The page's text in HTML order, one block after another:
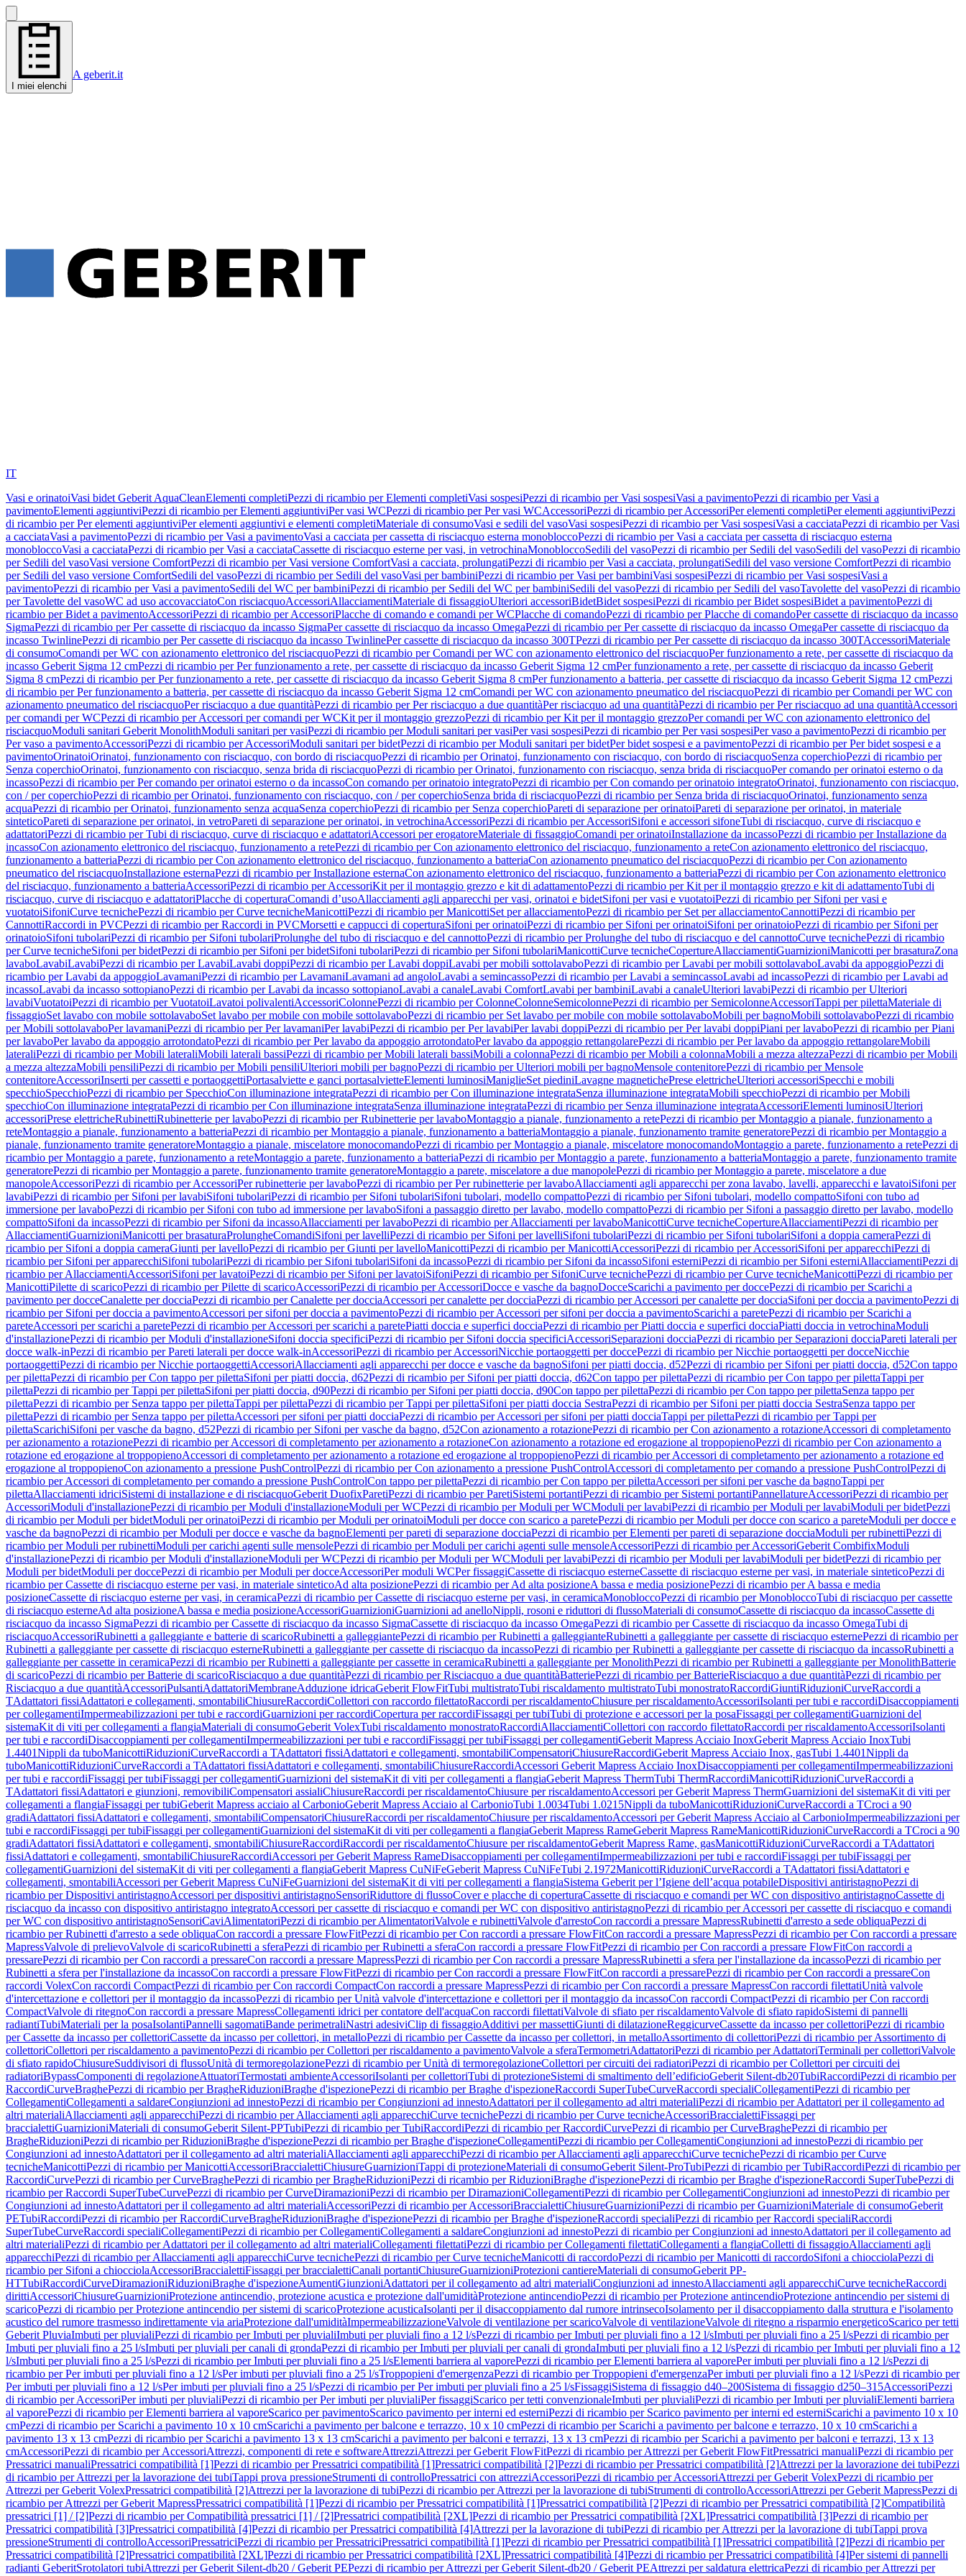
I miei elenchi
A geberit.it
IT
Vasi e orinatoiVasi bidet Geberit AquaCleanElementi completiPezzi di ricambio per Elementi completiVasi sospesiPezzi di ricambio per Vasi sospesiVasi a pavimentoPezzi di ricambio per Vasi a
pavimentoElementi aggiuntiviPezzi di ricambio per Elementi aggiuntiviPer vasi WCPezzi di ricambio per Per vasi WCAccessoriPezzi di ricambio per AccessoriPer elementi completiPer elementi aggiuntiviPezzi
di ricambio per Per elementi aggiuntiviPer elementi aggiuntivi e elementi completiMateriale di consumoVasi e sedili del vasoVasi sospesiPezzi di ricambio per Vasi sospesiVasi a cacciataPezzi di ricambio per Vasi
a cacciataVasi a pavimentoPezzi di ricambio per Vasi a pavimentoVasi a cacciata per cassetta di risciacquo esterna monobloccoPezzi di ricambio per Vasi a cacciata per cassetta di risciacquo esterna
monobloccoVasi a cacciataPezzi di ricambio per Vasi a cacciataCassette di risciacquo esterne per vasi, in vetrochinaMonobloccoSedili del vasoPezzi di ricambio per Sedili del vasoSedili del vasoPezzi di ricambio
per Sedili del vasoVasi versione ComfortPezzi di ricambio per Vasi versione ComfortVasi a cacciata, prolungatiPezzi di ricambio per Vasi a cacciata, prolungatiSedili del vaso versione ComfortPezzi di ricambio
per Sedili del vaso versione ComfortSedili del vasoPezzi di ricambio per Sedili del vasoVasi per bambiniPezzi di ricambio per Vasi per bambiniVasi sospesiPezzi di ricambio per Vasi sospesiVasi a
pavimentoPezzi di ricambio per Vasi a pavimentoSedili del WC per bambiniPezzi di ricambio per Sedili del WC per bambiniSedili del vasoPezzi di ricambio per Sedili del vasoTavolette del vasoPezzi di ricambio
per Tavolette del vasoWC ad uso accovacciatoCon risciacquoAccessoriAllacciamentiMateriale di fissaggioUlteriori accessoriBidetBidet sospesiPezzi di ricambio per Bidet sospesiBidet a pavimentoPezzi di
ricambio per Bidet a pavimentoAccessoriPezzi di ricambio per AccessoriPlacche di comando e comandi per WCPlacche di comandoPezzi di ricambio per Placche di comandoPer cassette di risciacquo da incasso
SigmaPezzi di ricambio per Per cassette di risciacquo da incasso SigmaPer cassette di risciacquo da incasso OmegaPezzi di ricambio per Per cassette di risciacquo da incasso OmegaPer cassette di risciacquo da
incasso TwinlinePezzi di ricambio per Per cassette di risciacquo da incasso TwinlinePer cassette di risciacquo da incasso 300TPezzi di ricambio per Per cassette di risciacquo da incasso 300TAccessoriMateriale
di consumoComandi per WC con azionamento elettronico del risciacquoPezzi di ricambio per Comandi per WC con azionamento elettronico del risciacquoPer funzionamento a rete, per cassette di risciacquo da
incasso Geberit Sigma 12 cmPezzi di ricambio per Per funzionamento a rete, per cassette di risciacquo da incasso Geberit Sigma 12 cmPer funzionamento a rete, per cassette di risciacquo da incasso Geberit
Sigma 8 cmPezzi di ricambio per Per funzionamento a rete, per cassette di risciacquo da incasso Geberit Sigma 8 cmPer funzionamento a batteria, per cassette di risciacquo da incasso Geberit Sigma 12 cmPezzi
di ricambio per Per funzionamento a batteria, per cassette di risciacquo da incasso Geberit Sigma 12 cmComandi per WC con azionamento pneumatico del risciacquoPezzi di ricambio per Comandi per WC con
azionamento pneumatico del risciacquoPer risciacquo a due quantitàPezzi di ricambio per Per risciacquo a due quantitàPer risciacquo ad una quantitàPezzi di ricambio per Per risciacquo ad una quantitàAccessori
per comandi per WCPezzi di ricambio per Accessori per comandi per WCKit per il montaggio grezzoPezzi di ricambio per Kit per il montaggio grezzoPer comandi per WC con azionamento elettronico del
risciacquoModuli sanitari Geberit MonolithModuli sanitari per vasiPezzi di ricambio per Moduli sanitari per vasiPer vasi sospesiPezzi di ricambio per Per vasi sospesiPer vaso a pavimentoPezzi di ricambio per
Per vaso a pavimentoAccessoriPezzi di ricambio per AccessoriModuli sanitari per bidetPezzi di ricambio per Moduli sanitari per bidetPer bidet sospesi e a pavimentoPezzi di ricambio per Per bidet sospesi e a
pavimentoOrinatoiOrinatoi, funzionamento con risciacquo, con bordo di risciacquoPezzi di ricambio per Orinatoi, funzionamento con risciacquo, con bordo di risciacquoSenza coperchioPezzi di ricambio per
Senza coperchioOrinatoi, funzionamento con risciacquo, senza brida di risciacquoPezzi di ricambio per Orinatoi, funzionamento con risciacquo, senza brida di risciacquoPer comando per orinatoi esterno o da
incassoPezzi di ricambio per Per comando per orinatoi esterno o da incassoCon comando per orinatoio integratoPezzi di ricambio per Con comando per orinatoio integratoOrinatoi, funzionamento con risciacquo,
con / per coperchioPezzi di ricambio per Orinatoi, funzionamento con risciacquo, con / per coperchioSenza brida di risciacquoPezzi di ricambio per Senza brida di risciacquoOrinatoi, funzionamento senza
acquaPezzi di ricambio per Orinatoi, funzionamento senza acquaSenza coperchioPezzi di ricambio per Senza coperchioPareti di separazione per orinatoiPareti di separazione per orinatoi, in materiale
sinteticoPareti di separazione per orinatoi, in vetroPareti di separazione per orinatoi, in vetrochinaAccessoriPezzi di ricambio per AccessoriSifoni e accessori sifoneTubi di risciacquo, curve di risciacquo e
adattatoriPezzi di ricambio per Tubi di risciacquo, curve di risciacquo e adattatoriAccessori per erogatoreMateriale di fissaggioComandi per orinatoiInstallazione da incassoPezzi di ricambio per Installazione da
incassoCon azionamento elettronico del risciacquo, funzionamento a retePezzi di ricambio per Con azionamento elettronico del risciacquo, funzionamento a reteCon azionamento elettronico del risciacquo,
funzionamento a batteriaPezzi di ricambio per Con azionamento elettronico del risciacquo, funzionamento a batteriaCon azionamento pneumatico del risciacquoPezzi di ricambio per Con azionamento
pneumatico del risciacquoInstallazione esternaPezzi di ricambio per Installazione esternaCon azionamento elettronico del risciacquo, funzionamento a batteriaPezzi di ricambio per Con azionamento elettronico
del risciacquo, funzionamento a batteriaAccessoriPezzi di ricambio per AccessoriKit per il montaggio grezzo e kit di adattamentoPezzi di ricambio per Kit per il montaggio grezzo e kit di adattamentoTubi di
risciacquo, curve di risciacquo e adattatoriPlacche di coperturaComandi d’usoAllacciamenti agli apparecchi per vasi, orinatoi e bidetSifoni per vasi e vuotatoiPezzi di ricambio per Sifoni per vasi e
vuotatoiSifoniCurve tecnichePezzi di ricambio per Curve tecnicheManicottiPezzi di ricambio per ManicottiSet per allacciamentoPezzi di ricambio per Set per allacciamentoCannottiPezzi di ricambio per
CannottiRaccordi in PVCPezzi di ricambio per Raccordi in PVCMorsetti e cappucci di coperturaSifoni per orinatoiPezzi di ricambio per Sifoni per orinatoiSifoni per orinatoioPezzi di ricambio per Sifoni per
orinatoioSifoni tubolariPezzi di ricambio per Sifoni tubolariProlunghe del tubo di risciacquo e del cannottoPezzi di ricambio per Prolunghe del tubo di risciacquo e del cannottoCurve tecnichePezzi di ricambio
per Curve tecnicheSifoni per bidetPezzi di ricambio per Sifoni per bidetSifoni tubolariPezzi di ricambio per Sifoni tubolariManicottiCurve tecnicheCopertureAllacciamentiGuarnizioniManicotti per brasaturaZona
lavaboLavabiLavabiPezzi di ricambio per LavabiLavabi doppiPezzi di ricambio per Lavabi doppiLavabi per mobili sottolavaboPezzi di ricambio per Lavabi per mobili sottolavaboLavabi da appoggioPezzi di
ricambio per Lavabi da appoggioLavamaniPezzi di ricambio per LavamaniLavamani ad angoloLavabi a semincassoPezzi di ricambio per Lavabi a semincassoLavabi ad incassoPezzi di ricambio per Lavabi ad
incassoLavabi da incasso sottopianoPezzi di ricambio per Lavabi da incasso sottopianoLavabi a canaleLavabi ComfortLavabi per bambiniLavabi a canaleUlteriori lavabiPezzi di ricambio per Ulteriori
lavabiVuotatoiPezzi di ricambio per VuotatoiLavatoi polivalentiAccessoriColonnePezzi di ricambio per ColonneColonneSemicolonnePezzi di ricambio per SemicolonneAccessoriTappi per pilettaMateriale di
fissaggioSet lavabo con mobile sottolavaboSet lavabo per mobile con mobile sottolavaboPezzi di ricambio per Set lavabo per mobile con mobile sottolavaboMobili per bagnoMobili sottolavaboPezzi di ricambio
per Mobili sottolavaboPer lavamaniPezzi di ricambio per Per lavamaniPer lavabiPezzi di ricambio per Per lavabiPer lavabi doppiPezzi di ricambio per Per lavabi doppiPiani per lavaboPezzi di ricambio per Piani
per lavaboPer lavabo da appoggio arrotondatoPezzi di ricambio per Per lavabo da appoggio arrotondatoPer lavabo da appoggio rettangolarePezzi di ricambio per Per lavabo da appoggio rettangolareMobili
lateraliPezzi di ricambio per Mobili lateraliMobili laterali bassiPezzi di ricambio per Mobili laterali bassiMobili a colonnaPezzi di ricambio per Mobili a colonnaMobili a mezza altezzaPezzi di ricambio per Mobili
a mezza altezzaMobili pensiliPezzi di ricambio per Mobili pensiliUlteriori mobili per bagnoPezzi di ricambio per Ulteriori mobili per bagnoMensole contenitorePezzi di ricambio per Mensole
contenitoreAccessoriInserti per cassetti e portaoggettiPortasalviette e ganci portasalvietteElementi luminosiManiglieSet piediniLavagne magnetichePrese elettricheUlteriori accessoriSpecchi e mobili
specchioSpecchioPezzi di ricambio per SpecchioCon illuminazione integrataPezzi di ricambio per Con illuminazione integrataSenza illuminazione integrataMobili specchioPezzi di ricambio per Mobili
specchioCon illuminazione integrataPezzi di ricambio per Con illuminazione integrataSenza illuminazione integrataPezzi di ricambio per Senza illuminazione integrataAccessoriElementi luminosiUlteriori
accessoriPrese elettricheRubinettiRubinetterie per lavaboPezzi di ricambio per Rubinetterie per lavaboMontaggio a pianale, funzionamento a retePezzi di ricambio per Montaggio a pianale, funzionamento a
reteMontaggio a pianale, funzionamento a batteriaPezzi di ricambio per Montaggio a pianale, funzionamento a batteriaMontaggio a pianale, funzionamento tramite generatorePezzi di ricambio per Montaggio a
pianale, funzionamento tramite generatoreMontaggio a pianale, miscelatore monocomandoPezzi di ricambio per Montaggio a pianale, miscelatore monocomandoMontaggio a parete, funzionamento a retePezzi di
ricambio per Montaggio a parete, funzionamento a reteMontaggio a parete, funzionamento a batteriaPezzi di ricambio per Montaggio a parete, funzionamento a batteriaMontaggio a parete, funzionamento tramite
generatorePezzi di ricambio per Montaggio a parete, funzionamento tramite generatoreMontaggio a parete, miscelatore a due manopolePezzi di ricambio per Montaggio a parete, miscelatore a due
manopoleAccessoriPezzi di ricambio per AccessoriPer rubinetterie per lavaboPezzi di ricambio per Per rubinetterie per lavaboAllacciamenti agli apparecchi per zona lavabo, lavelli, apparecchi e lavatoiSifoni per
lavabiPezzi di ricambio per Sifoni per lavabiSifoni tubolariPezzi di ricambio per Sifoni tubolariSifoni tubolari, modello compattoPezzi di ricambio per Sifoni tubolari, modello compattoSifoni con tubo ad
immersione per lavaboPezzi di ricambio per Sifoni con tubo ad immersione per lavaboSifoni a passaggio diretto per lavabo, modello compattoPezzi di ricambio per Sifoni a passaggio diretto per lavabo, modello
compattoSifoni da incassoPezzi di ricambio per Sifoni da incassoAllacciamenti per lavaboPezzi di ricambio per Allacciamenti per lavaboManicottiCurve tecnicheCopertureAllacciamentiPezzi di ricambio per
AllacciamentiGuarnizioniManicotti per brasaturaProlungheComandiSifoni per lavelliPezzi di ricambio per Sifoni per lavelliSifoni tubolariPezzi di ricambio per Sifoni tubolariSifoni a doppia cameraPezzi di
ricambio per Sifoni a doppia cameraGiunti per lavelloPezzi di ricambio per Giunti per lavelloManicottiPezzi di ricambio per ManicottiAccessoriPezzi di ricambio per AccessoriSifoni per apparecchiPezzi di
ricambio per Sifoni per apparecchiSifoni tubolariPezzi di ricambio per Sifoni tubolariSifoni da incassoPezzi di ricambio per Sifoni da incassoSifoni esterniPezzi di ricambio per Sifoni esterniAllacciamentiPezzi di
ricambio per AllacciamentiAccessoriSifoni per lavatoiPezzi di ricambio per Sifoni per lavatoiSifoniPezzi di ricambio per SifoniCurve tecnichePezzi di ricambio per Curve tecnicheManicottiPezzi di ricambio per
ManicottiPilette di scaricoPezzi di ricambio per Pilette di scaricoAccessoriPezzi di ricambio per AccessoriDocce e vasche da bagnoDocceScarichi a pavimento per doccePezzi di ricambio per Scarichi a
pavimento per docceCanalette per docciaPezzi di ricambio per Canalette per docciaAccessori per canalette per docciaPezzi di ricambio per Accessori per canalette per docciaSifoni per doccia a pavimentoPezzi di
ricambio per Sifoni per doccia a pavimentoAccessori per sifoni per doccia a pavimentoPezzi di ricambio per Accessori per sifoni per doccia a pavimentoScarichi a paretePezzi di ricambio per Scarichi a
pareteAccessori per scarichi a paretePezzi di ricambio per Accessori per scarichi a paretePiatti doccia e superfici docciaPezzi di ricambio per Piatti doccia e superfici docciaPiatti doccia in vetrochinaModuli
d'installazionePezzi di ricambio per Moduli d'installazioneSifoni doccia specificiPezzi di ricambio per Sifoni doccia specificiAccessoriSeparazioni docciaPezzi di ricambio per Separazioni docciaPareti laterali per
docce walk-inPezzi di ricambio per Pareti laterali per docce walk-inAccessoriPezzi di ricambio per AccessoriNicchie portaoggetti per doccePezzi di ricambio per Nicchie portaoggetti per docceNicchie
portaoggettiPezzi di ricambio per Nicchie portaoggettiAccessoriAllacciamenti agli apparecchi per docce e vasche da bagnoSifoni per piatti doccia, d52Pezzi di ricambio per Sifoni per piatti doccia, d52Con tappo
per pilettaPezzi di ricambio per Con tappo per pilettaSifoni per piatti doccia, d62Pezzi di ricambio per Sifoni per piatti doccia, d62Con tappo per pilettaPezzi di ricambio per Con tappo per pilettaTappi per
pilettaPezzi di ricambio per Tappi per pilettaSifoni per piatti doccia, d90Pezzi di ricambio per Sifoni per piatti doccia, d90Con tappo per pilettaPezzi di ricambio per Con tappo per pilettaSenza tappo per
pilettaPezzi di ricambio per Senza tappo per pilettaTappi per pilettaPezzi di ricambio per Tappi per pilettaSifoni per piatti doccia SestraPezzi di ricambio per Sifoni per piatti doccia SestraSenza tappo per
pilettaPezzi di ricambio per Senza tappo per pilettaAccessori per sifoni per piatti docciaPezzi di ricambio per Accessori per sifoni per piatti docciaTappi per pilettaPezzi di ricambio per Tappi per
pilettaScarichiSifoni per vasche da bagno, d52Pezzi di ricambio per Sifoni per vasche da bagno, d52Con azionamento a rotazionePezzi di ricambio per Con azionamento a rotazioneAccessori di completamento
per azionamento a rotazionePezzi di ricambio per Accessori di completamento per azionamento a rotazioneCon azionamento a rotazione ed erogazione al troppopienoPezzi di ricambio per Con azionamento a
rotazione ed erogazione al troppopienoAccessori di completamento per azionamento a rotazione ed erogazione al troppopienoPezzi di ricambio per Accessori di completamento per azionamento a rotazione ed
erogazione al troppopienoCon azionamento a pressione PushControlPezzi di ricambio per Con azionamento a pressione PushControlAccessori di completamento per comando a pressione PushControlPezzi di
ricambio per Accessori di completamento per comando a pressione PushControlCon tappo per pilettaPezzi di ricambio per Con tappo per pilettaAccessori per sifoni per vasche da bagnoTappi per
pilettaAllacciamenti idriciSistemi di installazione e di risciacquoGeberit DuofixParetiPezzi di ricambio per ParetiSistemi portantiPezzi di ricambio per Sistemi portantiPannellatureAccessoriPezzi di ricambio per
AccessoriModuli d'installazionePezzi di ricambio per Moduli d'installazioneModuli per WCPezzi di ricambio per Moduli per WCModuli per lavabiPezzi di ricambio per Moduli per lavabiModuli per bidetPezzi
di ricambio per Moduli per bidetModuli per orinatoiPezzi di ricambio per Moduli per orinatoiModuli per docce con scarico a paretePezzi di ricambio per Moduli per docce con scarico a pareteModuli per docce e
vasche da bagnoPezzi di ricambio per Moduli per docce e vasche da bagnoElementi per pareti di separazione docciaPezzi di ricambio per Elementi per pareti di separazione docciaModuli per rubinettiPezzi di
ricambio per Moduli per rubinettiModuli per carichi agenti sulle mensolePezzi di ricambio per Moduli per carichi agenti sulle mensoleAccessoriPezzi di ricambio per AccessoriGeberit CombifixModuli
d'installazionePezzi di ricambio per Moduli d'installazioneModuli per WCPezzi di ricambio per Moduli per WCModuli per lavabiPezzi di ricambio per Moduli per lavabiModuli per bidetPezzi di ricambio per
Moduli per bidetModuli per doccePezzi di ricambio per Moduli per docceAccessoriPer moduli WCPer fissaggiCassette di risciacquo esterneCassette di risciacquo esterne per vasi, in materiale sinteticoPezzi di
ricambio per Cassette di risciacquo esterne per vasi, in materiale sinteticoAd alta posizionePezzi di ricambio per Ad alta posizioneA bassa e media posizionePezzi di ricambio per A bassa e media
posizioneCassette di risciacquo esterne per vasi, in ceramicaPezzi di ricambio per Cassette di risciacquo esterne per vasi, in ceramicaMonobloccoPezzi di ricambio per MonobloccoTubi di risciacquo per cassette
di risciacquo esterneAd alta posizioneA bassa e media posizioneAccessoriGuarnizioniGuarnizioni ad anelloNippli, rosoni e riduttori di flussoMateriali di consumoCassette di risciacquo da incassoCassette di
risciacquo da incasso SigmaPezzi di ricambio per Cassette di risciacquo da incasso SigmaCassette di risciacquo da incasso OmegaPezzi di ricambio per Cassette di risciacquo da incasso OmegaTubi di
risciacquoAccessoriRubinetti a galleggiante e batterie di scaricoRubinetti a galleggiantePezzi di ricambio per Rubinetti a galleggianteRubinetti a galleggiante per cassette di risciacquo esternePezzi di ricambio per
Rubinetti a galleggiante per cassette di risciacquo esterneRubinetti a galleggiante per cassette di risciacquo da incassoPezzi di ricambio per Rubinetti a galleggiante per cassette di risciacquo da incassoRubinetti a
galleggiante per cassette in ceramicaPezzi di ricambio per Rubinetti a galleggiante per cassette in ceramicaRubinetti a galleggiante per MonolithPezzi di ricambio per Rubinetti a galleggiante per MonolithBatterie
di scaricoPezzi di ricambio per Batterie di scaricoRisciacquo a due quantitàPezzi di ricambio per Risciacquo a due quantitàBatteriePezzi di ricambio per BatterieRisciacquo a due quantitàPezzi di ricambio per
Risciacquo a due quantitàAccessoriPulsantiAdattatoriMembraneAdduzione idricaGeberit FlowFitTubi multistratoTubi riscaldamento multistratoTubi monostratoRaccordiGiuntiRiduzioniCurveRaccordi a
TAdattatori fissiAdattatori e collegamenti, smontabiliChiusureRaccordiCollettori con raccordo filettatoRaccordi per riscaldamentoChiusure per riscaldamentoAccessoriIsolanti per tubi e raccordiDisaccoppiamenti
per collegamentiImpermeabilizzazioni per tubi e raccordiGuarnizioni per raccordiCopertura per raccordiFissaggi per tubiTubi di protezione e accessori per la posaFissaggi per collegamentiGuarnizioni del
sistemaKit di viti per collegamenti a flangiaMateriali di consumoGeberit VolexTubi riscaldamento monostratoRaccordiAllacciamentiCollettori con raccordo filettatoRaccordi per riscaldamentoAccessoriIsolanti
per tubi e raccordiDisaccoppiamenti per collegamentiImpermeabilizzazioni per tubi e raccordiFissaggi per tubiFissaggi per collegamentiGeberit Mapress Acciaio InoxGeberit Mapress Acciaio InoxTubi
1.4401Nippli da tuboManicottiRiduzioniCurveRaccordi a TAdattatori fissiAdattatori e collegamenti, smontabiliCompensatoriChiusureRaccordiGeberit Mapress Acciaio Inox, gasTubi 1.4401Nippli da
tuboManicottiRiduzioniCurveRaccordi a TAdattatori fissiAdattatori e collegamenti, smontabiliChiusureRaccordiAccessori Geberit Mapress Acciaio InoxDisaccoppiamenti per collegamentiImpermeabilizzazioni
per tubi e raccordiFissaggi per tubiFissaggi per collegamentiGuarnizioni del sistemaKit di viti per collegamenti a flangiaGeberit Mapress ThermTubi ThermRaccordiManicottiRiduzioniCurveRaccordi a
TAdattatori fissiAdattatori e giunzioni, removibiliCompensatori assialiChiusureRaccordi per riscaldamentoChiusure per riscaldamentoAccessori per Geberit Mapress ThermGuarnizioni del sistemaKit di viti per
collegamenti a flangiaFissaggi per tubiGeberit Mapress acciaio al CarbonioGeberit Mapress Acciaio al CarbonioTubi 1.0034Tubi 1.0215Nippli da tuboManicottiRiduzioniCurveRaccordi a TCroci a 90
gradiAdattatori fissiAdattatori e collegamenti, smontabiliCompensatoriChiusureRaccordi per riscaldamentoChiusure per riscaldamentoAccessori per Geberit Mapress Acciaio al CarbonioImpermeabilizzazioni per
tubi e raccordiFissaggi per tubiFissaggi per collegamentiGuarnizioni del sistemaKit di viti per collegamenti a flangiaGeberit Mapress RameGeberit Mapress RameManicottiRiduzioniCurveRaccordi a TCroci a 90
gradiAdattatori fissiAdattatori e collegamenti, smontabiliChiusureRaccordiRaccordi per riscaldamentoChiusure per riscaldamentoGeberit Mapress Rame, gasManicottiRiduzioniCurveRaccordi a TAdattatori
fissiAdattatori e collegamenti, smontabiliChiusureRaccordiAccessori per Geberit Mapress RameDisaccoppiamenti per collegamentiImpermeabilizzazioni per tubi e raccordiFissaggi per tubiFissaggi per
collegamentiGuarnizioni del sistemaKit di viti per collegamenti a flangiaGeberit Mapress CuNiFeGeberit Mapress CuNiFeTubi 2.1972ManicottiRiduzioniCurveRaccordi a TAdattatori fissiAdattatori e
collegamenti, smontabiliAccessori per Geberit Mapress CuNiFeGuarnizioni del sistemaKit di viti per collegamenti a flangiaSistema Geberit per l’Igiene dell’acqua potabileDispositivi antiristagnoPezzi di
ricambio per Dispositivi antiristagnoAccessori per dispositivi antiristagnoSensoriRiduttore di flussoCover e placche di coperturaCassette di risciacquo e comandi per WC con dispositivo antiristagnoCassette di
risciacquo da incasso con dispositivo antiristagno integratoAccessori per cassette di risciacquo e comandi per WC con dispositivo antiristagnoPezzi di ricambio per Accessori per cassette di risciacquo e comandi
per WC con dispositivo antiristagnoSensoriCaviAlimentatoriPezzi di ricambio per AlimentatoriValvole e rubinettiValvole d'arrestoCon raccordi a pressare MapressRubinetti d'arresto a sede obliquaPezzi di
ricambio per Rubinetti d'arresto a sede obliquaCon raccordi a pressare FlowFitPezzi di ricambio per Con raccordi a pressare FlowFitCon raccordi a pressare MapressPezzi di ricambio per Con raccordi a pressare
MapressValvole di prelievoValvole di scaricoRubinetti a sferaPezzi di ricambio per Rubinetti a sferaCon raccordi a pressare FlowFitPezzi di ricambio per Con raccordi a pressare FlowFitCon raccordi a
pressarePezzi di ricambio per Con raccordi a pressareCon raccordi a pressare MapressPezzi di ricambio per Con raccordi a pressare MapressRubinetti a sfera per l'installazione da incassoPezzi di ricambio per
Rubinetti a sfera per l'installazione da incassoCon raccordi a pressare FlowFitPezzi di ricambio per Con raccordi a pressare FlowFitCon raccordi a pressarePezzi di ricambio per Con raccordi a pressareCon
raccordi VolexCon raccordi CompactPezzi di ricambio per Con raccordi CompactCon raccordi a pressare MapressPezzi di ricambio per Con raccordi a pressare MapressCon raccordi filettatiUnità valvole
d'intercettazione e collettori per il montaggio da incassoPezzi di ricambio per Unità valvole d'intercettazione e collettori per il montaggio da incassoCon raccordi CompactPezzi di ricambio per Con raccordi
CompactValvole di ritegnoCon raccordi a pressare MapressCollegamenti idrici per contatore dell'acquaCon raccordi filettatiValvole di sfiato per riscaldamentoValvole di sfiato rapidoSistemi di pannelli
radiantiTubiMateriali per la posaIsolantiPannelli sagomatiBande perimetraliNastri adesiviClip di fissaggioAdditivi per massettiGiunti di dilatazioneReggicurveCassette da incasso per collettoriPezzi di ricambio
per Cassette da incasso per collettoriCassette da incasso per collettori, in metalloPezzi di ricambio per Cassette da incasso per collettori, in metalloAssortimento di collettoriPezzi di ricambio per Assortimento di
collettoriCollettori per riscaldamento a pavimentoPezzi di ricambio per Collettori per riscaldamento a pavimentoValvole a sferaTermometriAdattatoriPezzi di ricambio per AdattatoriTerminali per collettoriValvole
di sfiato rapidoChiusureSuddivisori di flussoUnità di termoregolazionePezzi di ricambio per Unità di termoregolazioneCollettori per circuiti dei radiatoriPezzi di ricambio per Collettori per circuiti dei
radiatoriBypassComponenti di regolazioneAttuatoriTermostati ambienteAccessoriIsolanti per collettoriTubi di protezioneSistemi di smaltimento dell’edificioGeberit Silent-db20TubiRaccordiPezzi di ricambio per
RaccordiCurveBraghePezzi di ricambio per BragheRiduzioniBraghe d'ispezionePezzi di ricambio per Braghe d'ispezioneRaccordi SuperTubeCurveRaccordi specialiCollegamentiPezzi di ricambio per
CollegamentiCollegamenti a saldareCongiunzioni ad innestoPezzi di ricambio per Congiunzioni ad innestoAdattatori per il collegamento ad altri materialiPezzi di ricambio per Adattatori per il collegamento ad
altri materialiAllacciamenti agli apparecchiPezzi di ricambio per Allacciamenti agli apparecchiCurve tecnichePezzi di ricambio per Curve tecnicheAccessoriBraccialettiFissaggi per
braccialettiGuarnizioniMateriali di consumoGeberit Silent-PPTubiPezzi di ricambio per TubiRaccordiPezzi di ricambio per RaccordiCurvePezzi di ricambio per CurveBraghePezzi di ricambio per
BragheRiduzioniPezzi di ricambio per RiduzioniBraghe d'ispezionePezzi di ricambio per Braghe d'ispezioneCollegamentiPezzi di ricambio per CollegamentiCongiunzioni ad innestoPezzi di ricambio per
Congiunzioni ad innestoAdattatori per il collegamento ad altri materialiAllacciamenti agli apparecchiPezzi di ricambio per Allacciamenti agli apparecchiCurve tecnichePezzi di ricambio per Curve
tecnicheManicottiPezzi di ricambio per ManicottiAccessoriBraccialettiChiusureGuarnizioniTappi di protezioneMateriali di consumoGeberit Silent-ProTubiPezzi di ricambio per TubiRaccordiPezzi di ricambio per
RaccordiCurvePezzi di ricambio per CurveBraghePezzi di ricambio per BragheRiduzioniPezzi di ricambio per RiduzioniBraghe d'ispezionePezzi di ricambio per Braghe d'ispezioneRaccordi SuperTubePezzi di
ricambio per Raccordi SuperTubeCurvePezzi di ricambio per CurveDiramazioniPezzi di ricambio per DiramazioniCollegamentiPezzi di ricambio per CollegamentiCongiunzioni ad innestoPezzi di ricambio per
Congiunzioni ad innestoAdattatori per il collegamento ad altri materialiAccessoriPezzi di ricambio per AccessoriBraccialettiChiusureGuarnizioniPezzi di ricambio per GuarnizioniMateriale di consumoGeberit
PETubiRaccordiPezzi di ricambio per RaccordiCurveBragheRiduzioniBraghe d'ispezionePezzi di ricambio per Braghe d'ispezioneRaccordi specialiPezzi di ricambio per Raccordi specialiRaccordi
SuperTubeCurveRaccordi specialiCollegamentiPezzi di ricambio per CollegamentiCollegamenti a saldareCongiunzioni ad innestoPezzi di ricambio per Congiunzioni ad innestoAdattatori per il collegamento ad
altri materialiPezzi di ricambio per Adattatori per il collegamento ad altri materialiCollegamenti filettatiPezzi di ricambio per Collegamenti filettatiCollegamenti a flangiaColletti di fissaggioAllacciamenti agli
apparecchiPezzi di ricambio per Allacciamenti agli apparecchiCurve tecnichePezzi di ricambio per Curve tecnicheManicotti di raccordoPezzi di ricambio per Manicotti di raccordoSifoni a chiocciolaPezzi di
ricambio per Sifoni a chiocciolaAccessoriBraccialettiFissaggi per braccialettiCanali portantiChiusureGuarnizioniProtezioni cantiereMateriali di consumoGeberit PP-
HTTubiRaccordiCurveDiramazioniRiduzioniBraghe d'ispezioneAumentiGiunzioniAdattatori per il collegamento ad altri materialiCongiunzioni ad innestoAllacciamenti agli apparecchiCurve tecnicheRaccordi
dirittiAccessoriChiusureGuarnizioniProtezione antincendio, protezione acustica e protezione dall'umiditàProtezione antincendioPezzi di ricambio per Protezione antincendioProtezione antincendio per sistemi di
scaricoPezzi di ricambio per Protezione antincendio per sistemi di scaricoProtezione acusticaIsolanti per il disaccoppiamento dal rumore intrinsecoIsolamento per il disaccoppiamento dalla struttura e l'isolamento
acustico del rumore trasmesso indirettamente via ariaProtezione dall'umiditàImpermeabilizzazioneValvole di ventilazione per scaricoValvole di ventilazioneValvole di ritegno a risparmio energeticoScarico per tetti
Geberit PluviaImbuti per pluvialiPezzi di ricambio per Imbuti per pluvialiImbuti per pluviali fino a 12 l/sPezzi di ricambio per Imbuti per pluviali fino a 12 l/sImbuti per pluviali fino a 25 l/sPezzi di ricambio per
Imbuti per pluviali fino a 25 l/sImbuti per pluviali per canali di grondaPezzi di ricambio per Imbuti per pluviali per canali di grondaImbuti per pluviali fino a 12 l/sPezzi di ricambio per Imbuti per pluviali fino a 12
l/sImbuti per pluviali fino a 25 l/sPezzi di ricambio per Imbuti per pluviali fino a 25 l/sElementi barriera al vaporePezzi di ricambio per Elementi barriera al vaporePer imbuti per pluviali fino a 12 l/sPezzi di
ricambio per Per imbuti per pluviali fino a 12 l/sPer imbuti per pluviali fino a 25 l/sTroppopieni d'emergenzaPezzi di ricambio per Troppopieni d'emergenzaPer imbuti per pluviali fino a 12 l/sPezzi di ricambio per
Per imbuti per pluviali fino a 12 l/sPer imbuti per pluviali fino a 25 l/sPezzi di ricambio per Per imbuti per pluviali fino a 25 l/sFissaggiSistema di fissaggio d40–200Sistema di fissaggio d250–315AccessoriPezzi
di ricambio per AccessoriPer imbuti per pluvialiPezzi di ricambio per Per imbuti per pluvialiPer fissaggiScarico per tetti convenzionaleImbuti per pluvialiPezzi di ricambio per Imbuti per pluvialiElementi barriera
al vaporePezzi di ricambio per Elementi barriera al vaporeScarico per pavimentoScarico pavimento per interni ed esterniPezzi di ricambio per Scarico pavimento per interni ed esterniScarichi a pavimento 10 x 10
cmPezzi di ricambio per Scarichi a pavimento 10 x 10 cmScarichi a pavimento per balcone e terrazzo, 10 x 10 cmPezzi di ricambio per Scarichi a pavimento per balcone e terrazzo, 10 x 10 cmScarichi a
pavimento 13 x 13 cmPezzi di ricambio per Scarichi a pavimento 13 x 13 cmScarichi a pavimento per balconi e terrazzi, 13 x 13 cmPezzi di ricambio per Scarichi a pavimento per balconi e terrazzi, 13 x 13
cmAccessoriPezzi di ricambio per AccessoriAttrezzi, componenti di rete e softwareAttrezziAttrezzi per Geberit FlowFitPezzi di ricambio per Attrezzi per Geberit FlowFitPressatrici manualiPezzi di ricambio per
Pressatrici manualiPressatrici compatibilità [1]Pezzi di ricambio per Pressatrici compatibilità [1]Pressatrici compatibilità [2]Pezzi di ricambio per Pressatrici compatibilità [2]Attrezzi per la lavorazione dei tubiPezzi
di ricambio per Attrezzi per la lavorazione dei tubiTappi prova pressioneStrumenti di controlloPressatrici con attrezziAccessoriPezzi di ricambio per AccessoriAttrezzi per Geberit VolexPezzi di ricambio per
Attrezzi per Geberit VolexPressatrici compatibilità [2]Attrezzi per la lavorazione di tubiPezzi di ricambio per Attrezzi per la lavorazione di tubiStrumenti di controlloAccessoriAttrezzi per Geberit MapressPezzi di
ricambio per Attrezzi per Geberit MapressPressatrici compatibilità [1]Pezzi di ricambio per Pressatrici compatibilità [1]Pressatrici compatibilità [2]Pezzi di ricambio per Pressatrici compatibilità [2]Compatibilità
pressatrici [1] / [2]Pezzi di ricambio per Compatibilità pressatrici [1] / [2]Pressatrici compatibilità [2XL]Pezzi di ricambio per Pressatrici compatibilità [2XL]Pressatrici compatibilità [3]Pezzi di ricambio per
Pressatrici compatibilità [3]Pressatrici compatibilità [4]Pezzi di ricambio per Pressatrici compatibilità [4]Attrezzi per la lavorazione di tubiPezzi di ricambio per Attrezzi per la lavorazione di tubiTappi prova
pressioneStrumenti di controlloAccessoriPressatriciPezzi di ricambio per PressatriciPressatrici compatibilità [1]Pezzi di ricambio per Pressatrici compatibilità [1]Pressatrici compatibilità [2]Pezzi di ricambio per
Pressatrici compatibilità [2]Pressatrici compatibilità [2XL]Pezzi di ricambio per Pressatrici compatibilità [2XL]Pressatrici compatibilità [4]Pezzi di ricambio per Pressatrici compatibilità [4]Per sistemi di pannelli
radianti GeberitSrotolatori tubiAttrezzi per Geberit Silent-db20 / Geberit PEPezzi di ricambio per Attrezzi per Geberit Silent-db20 / Geberit PEAttrezzi per saldatura elettricaPezzi di ricambio per Attrezzi per